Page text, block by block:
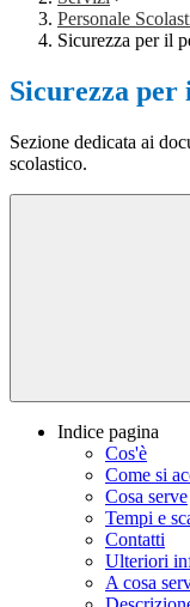
Personale
Sicurezza per il
Sicurezza per
Sezione dedicata ai
scolastico.
Indice pagina
Cos'è
Come si
Cosa serve
Tempi e
Contatti
Ulteriori
A cosa